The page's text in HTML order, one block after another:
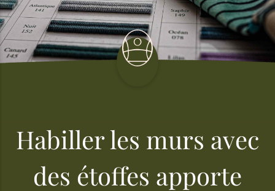
Habiller les murs avec
des étoffes apporte